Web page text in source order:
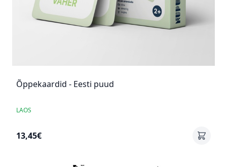
Õppekaardid - Eesti puud
LAOS
13,45€